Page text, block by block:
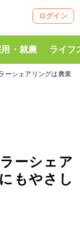
ログイン
・就農 ライフ
ーシェアリングは農業
ーシェア
もやさし